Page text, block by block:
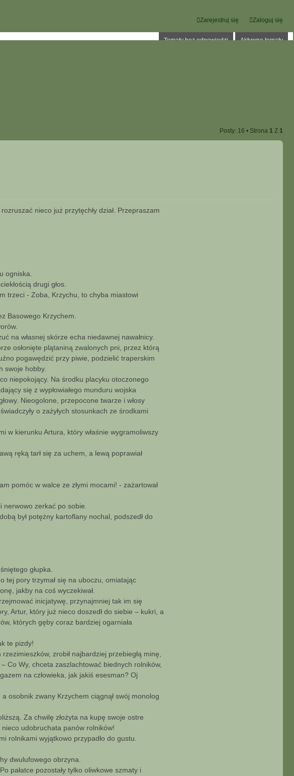
Zaloguj się
Zarejestruj się
Tematy bez odpowiedzi Aktywne tematy
Posty: 16 • Strona 1 Z 1
nieco już przytęchły dział. Przepraszam
ogniska.
drugi głos.
trzeci - Zoba, Krzychu, to chyba miastowi
Basowego Krzychem.
na własnej skórze echa niedawnej nawałnicy.
osłonięte plątaniną zwalonych pni, przez którą
pogawędzić przy piwie, podzielić traperskim
swoje hobby.
niepokojący. Na środku placyku otoczonego
się z wypłowiałego munduru wojska
Nieogolone, przepocone twarze i włosy
o zażyłych stosunkach ze środkami
w kierunku Artura, który właśnie wygramoliwszy
ręką tarł się za uchem, a lewą poprawiał
pomóc w walce ze złymi mocami! - zażartował
zerkać po sobie.
był potężny kartoflany nochal, podszedł do
głupka.
tej pory trzymał się na uboczu, omiatając
jakby na coś wyczekiwał.
inicjatywę, przynajmniej tak im się
Artur, który już nieco doszedł do siebie – kukri, a
których gęby coraz bardziej ogarniała
te pizdy!
zrobił najbardziej przebiegłą minę,
Co Wy, chceta zaszlachtować biednych rolników,
na człowieka, jak jakiś esesman? Oj
osobnik zwany Krzychem ciągnął swój monolog
Za chwilę złożyta na kupę swoje ostre
udobruchata panów rolników!
rolnikami wyjątkowo przypadło do gustu.
dwulufowego obrzyna.
pałatce pozostały tylko oliwkowe szmaty i